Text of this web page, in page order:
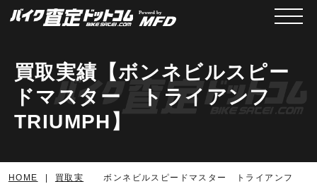
メニ
買取実績【ボンネビルスピー
ドマスター トライアンフ
TRIUMPH】
HOME
買取実
ボンネビルスピードマスター トライアンフ